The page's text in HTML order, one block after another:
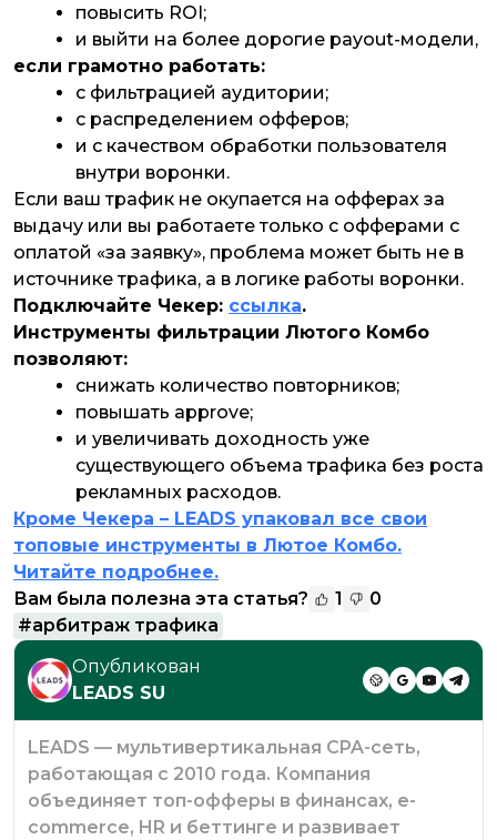
повысить ROI;
и выйти на более дорогие payout-модели,
если грамотно работать:
с фильтрацией аудитории;
с распределением офферов;
и с качеством обработки пользователя
внутри воронки.
Если ваш трафик не окупается на офферах за
выдачу или вы работаете только с офферами с
оплатой «за заявку», проблема может быть не в
источнике трафика, а в логике работы воронки.
Подключайте Чекер: ссылка.
Инструменты фильтрации Лютого Комбо
позволяют:
снижать количество повторников;
повышать approve;
и увеличивать доходность уже
существующего объема трафика без роста
рекламных расходов.
Кроме Чекера – LEADS упаковал все свои
топовые инструменты в Лютое Комбо.
Читайте подробнее.
Вам была полезна эта статья?
1
0
#арбитраж трафика
Опубликован
LEADS SU
LEADS — мультивертикальная CPA-сеть,
работающая с 2010 года. Компания
объединяет топ-офферы в финансах, e-
commerce, HR и беттинге и развивает